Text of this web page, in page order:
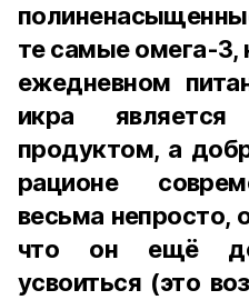
те самые омега-3,
ежедневном
икра является
продуктом, а
рационе
весьма непросто,
что он ещё
усвоиться (это